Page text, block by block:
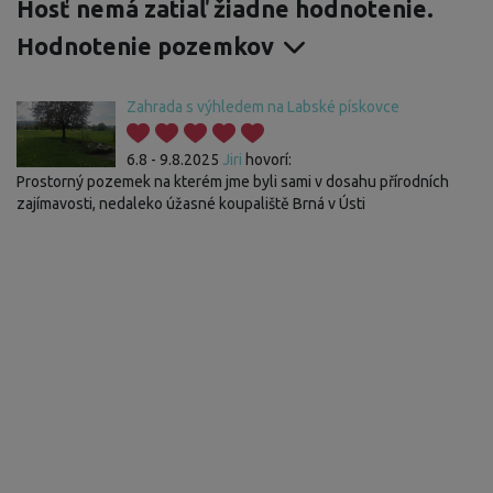
Hosť nemá zatiaľ žiadne hodnotenie.
Hodnotenie pozemkov
Zahrada s výhledem na Labské pískovce
6.8 - 9.8.2025 Jiri hovorí:
Prostorný pozemek na kterém jme byli sami v dosahu přírodních
zajímavosti, nedaleko úžasné koupaliště Brná v Ústi